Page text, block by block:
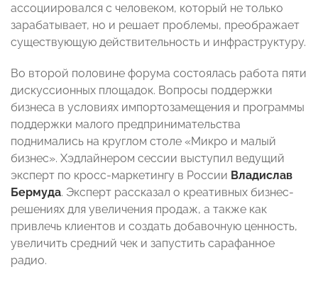
ассоциировался с человеком, который не только
зарабатывает, но и решает проблемы, преображает
существующую действительность и инфраструктуру.
Во второй половине форума состоялась работа пяти
дискуссионных площадок. Вопросы поддержки
бизнеса в условиях импортозамещения и программы
поддержки малого предпринимательства
поднимались на круглом столе «Микро и малый
бизнес». Хэдлайнером сессии выступил ведущий
эксперт по кросс-маркетингу в России Владислав
Бермуда. Эксперт рассказал о креативных бизнес-
решениях для увеличения продаж, а также как
привлечь клиентов и создать добавочную ценность,
увеличить средний чек и запустить сарафанное
радио.